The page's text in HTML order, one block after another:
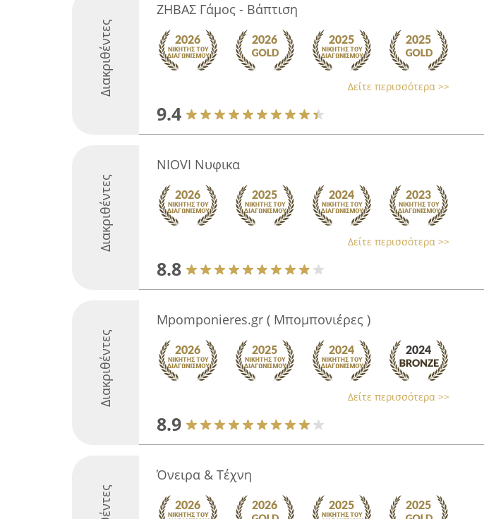
Διακριθέντες
ΖΗΒΑΣ Γάμος - Βάπτιση
Δείτε περισσότερα >>
9.4
Διακριθέντες
NIOVI Νυφικα
Δείτε περισσότερα >>
8.8
Διακριθέντες
Mpomponieres.gr ( Μπομπονιέρες )
Δείτε περισσότερα >>
8.9
Όνειρα & Τέχνη